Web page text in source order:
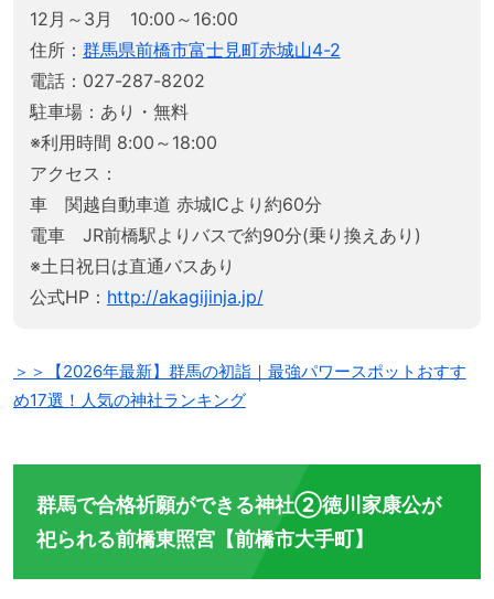
12月～3月 10:00～16:00
住所： 群馬県前橋市富士見町赤城山4-2
電話：027-287-8202
駐車場：あり・無料
※利用時間 8:00～18:00
アクセス：
車 関越自動車道 赤城ICより約60分
電車 JR前橋駅よりバスで約90分(乗り換えあり)
※土日祝日は直通バスあり
公式HP： http://akagijinja.jp/
＞＞【2026年最新】群馬の初詣｜最強パワースポットおすす
め17選！人気の神社ランキング
群馬で合格祈願ができる神社②徳川家康公が
祀られる前橋東照宮【前橋市大手町】